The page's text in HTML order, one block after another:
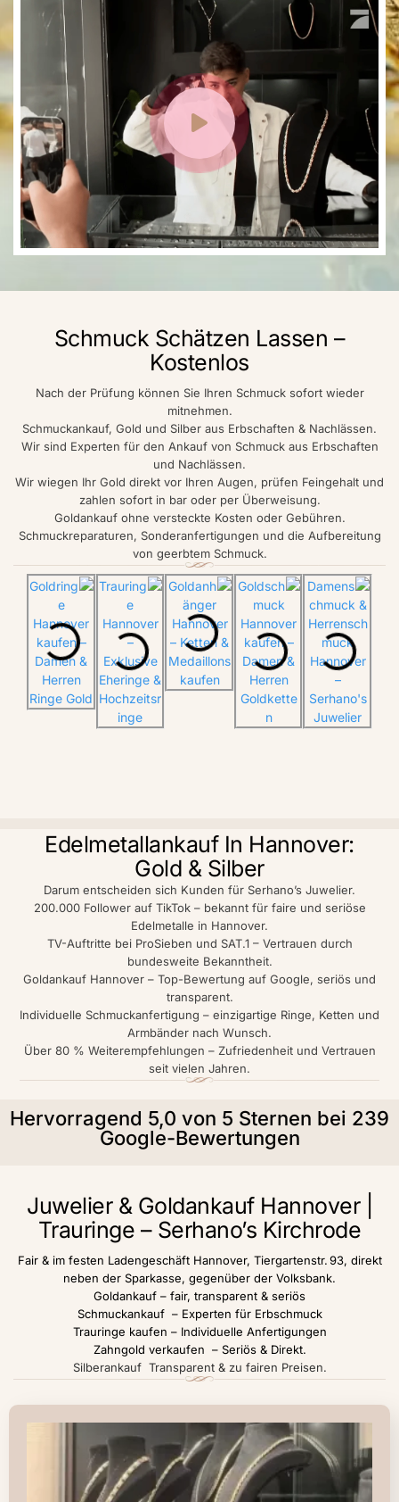
Schmuck Schätzen Lassen –
Kostenlos
Nach der Prüfung können Sie Ihren Schmuck sofort wieder
mitnehmen.
Schmuckankauf, Gold und Silber aus Erbschaften & Nachlässen.
Wir sind Experten für den Ankauf von Schmuck aus Erbschaften
und Nachlässen.
Wir wiegen Ihr Gold direkt vor Ihren Augen, prüfen Feingehalt und
zahlen sofort in bar oder per Überweisung.
Goldankauf ohne versteckte Kosten oder Gebühren.
Schmuckreparaturen, Sonderanfertigungen und die Aufbereitung
von geerbtem Schmuck.
Edelmetallankauf In Hannover:
Gold & Silber
Darum entscheiden sich Kunden für Serhano’s Juwelier.
200.000 Follower auf TikTok – bekannt für faire und seriöse
Edelmetalle in Hannover.
TV-Auftritte bei ProSieben und SAT.1 – Vertrauen durch
bundesweite Bekanntheit.
Goldankauf Hannover – Top-Bewertung auf Google, seriös und
transparent.
Individuelle Schmuckanfertigung – einzigartige Ringe, Ketten und
Armbänder nach Wunsch.
Über 80 % Weiterempfehlungen – Zufriedenheit und Vertrauen
seit vielen Jahren.
Hervorragend 5,0 von 5 Sternen bei 239
Google-Bewertungen
Juwelier & Goldankauf Hannover |
Trauringe – Serhano’s Kirchrode
Fair & im festen Ladengeschäft Hannover, Tiergartenstr. 93, direkt
neben der Sparkasse, gegenüber der Volksbank.
Goldankauf – fair, transparent & seriös
Schmuckankauf – Experten für Erbschmuck
Trauringe kaufen – Individuelle Anfertigungen
Zahngold verkaufen – Seriös & Direkt.
Silberankauf Transparent & zu fairen Preisen.